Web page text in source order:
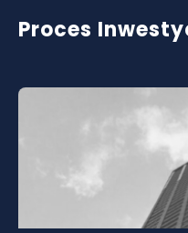
Proces